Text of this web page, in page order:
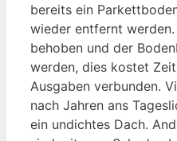
bereits ein
wieder entfernt
behoben und der
werden, dies kostet
Ausgaben verbunden.
nach Jahren ans
ein undichtes Dach.